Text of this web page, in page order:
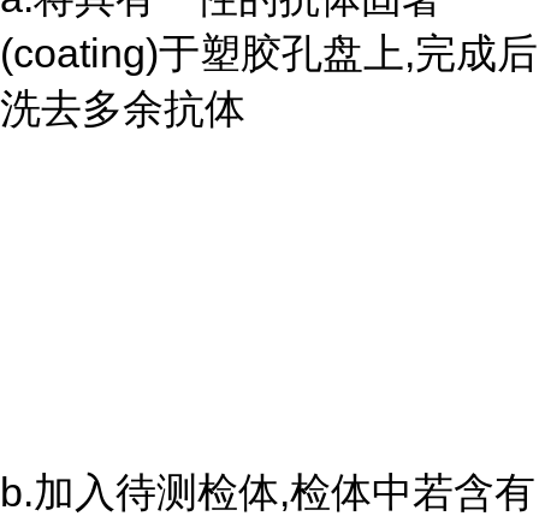
(coating)于塑胶孔盘上,完成后
洗去多余抗体
b.加入待测检体,检体中若含有